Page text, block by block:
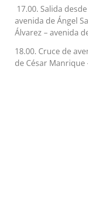
17.00. Salida
avenida de Ángel
Álvarez – avenida
18.00. Cruce de
de César Manrique